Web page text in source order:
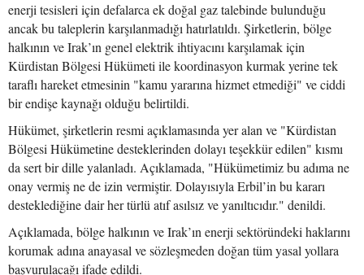
enerji tesisleri için defalarca ek doğal gaz talebinde bulunduğu
ancak bu taleplerin karşılanmadığı hatırlatıldı. Şirketlerin, bölge
halkının ve Irak’ın genel elektrik ihtiyacını karşılamak için
Kürdistan Bölgesi Hükümeti ile koordinasyon kurmak yerine tek
taraflı hareket etmesinin "kamu yararına hizmet etmediği" ve ciddi
bir endişe kaynağı olduğu belirtildi.
Hükümet, şirketlerin resmi açıklamasında yer alan ve "Kürdistan
Bölgesi Hükümetine desteklerinden dolayı teşekkür edilen" kısmı
da sert bir dille yalanladı. Açıklamada, "Hükümetimiz bu adıma ne
onay vermiş ne de izin vermiştir. Dolayısıyla Erbil’in bu kararı
desteklediğine dair her türlü atıf asılsız ve yanıltıcıdır." denildi.
Açıklamada, bölge halkının ve Irak’ın enerji sektöründeki haklarını
korumak adına anayasal ve sözleşmeden doğan tüm yasal yollara
başvurulacağı ifade edildi.